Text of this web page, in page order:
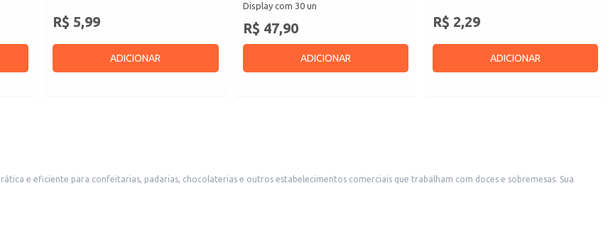
R$ 5,99
ADICIONAR
Display com 30 un
R$ 47,90
ADICIONAR
R$ 2,29
ADICIONAR
e eficiente para confeitarias, padarias, chocolaterias e outros estabelecimentos comerciais que trabalham com doces e sobremesas. Sua